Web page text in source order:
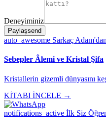
Deneyiminiz
Paylaşsend
auto_awesome Sarkaç
Sebepler Âlemi ve Kristal Şifa
Kristallerin gizemli dünyasını
KİTABI İNCELE →
notifications_active İlk Siz